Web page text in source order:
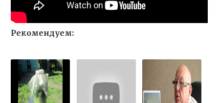
Рекомендуем: